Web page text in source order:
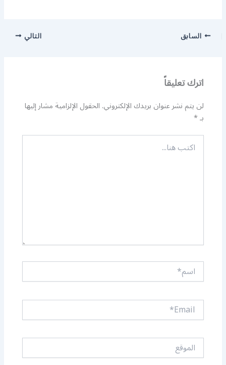
السابق التالي
اترك تعليقاً
لن يتم نشر عنوان بريدك الإلكتروني.الحقول الإلزامية مشار إليها
بـ*
اكتب
هنا...
اسم*
Email*
الموقع